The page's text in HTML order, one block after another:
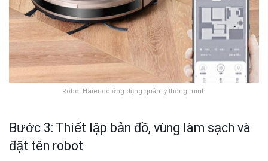
Robot Haier có ứng dụng quản lý thông minh
Bước 3: Thiết lập bản đồ, vùng làm sạch và
đặt tên robot